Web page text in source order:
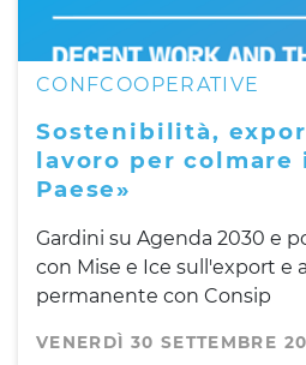
CONFCOOPERATIVE
Sostenibilità,
lavoro per
Paese»
Gardini su Agenda 2030 e
con Mise e Ice sull'export e
permanente con Consip
VENERDÌ 30 SETTEMBRE